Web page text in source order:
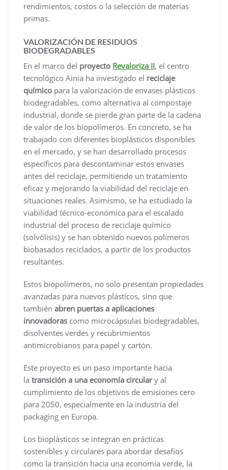
rendimientos, costos o la selección de materias
primas.
VALORIZACIÓN DE RESIDUOS
BIODEGRADABLES
En el marco del proyecto Revaloriza II, el centro
tecnológico Ainia ha investigado el reciclaje
químico para la valorización de envases plásticos
biodegradables, como alternativa al compostaje
industrial, donde se pierde gran parte de la cadena
de valor de los biopolímeros. En concreto, se ha
trabajado con diferentes bioplásticos disponibles
en el mercado, y se han desarrollado procesos
específicos para descontaminar estos envases
antes del reciclaje, permitiendo un tratamiento
eficaz y mejorando la viabilidad del reciclaje en
situaciones reales. Asimismo, se ha estudiado la
viabilidad técnico-económica para el escalado
industrial del proceso de reciclaje químico
(solvólisis) y se han obtenido nuevos polímeros
biobasados reciclados, a partir de los productos
resultantes.
Estos biopolímeros, no solo presentan propiedades
avanzadas para nuevos plásticos, sino que
también abren puertas a aplicaciones
innovadoras como microcápsulas biodegradables,
disolventes verdes y recubrimientos
antimicrobianos para papel y cartón.
Este proyecto es un paso importante hacia
la transición a una economía circulary al
cumplimiento de los objetivos de emisiones cero
para 2050, especialmente en la industria del
packaging en Europa.
Los bioplásticos se integran en prácticas
sostenibles y circulares para abordar desafíos
como la transición hacia una economía verde, la